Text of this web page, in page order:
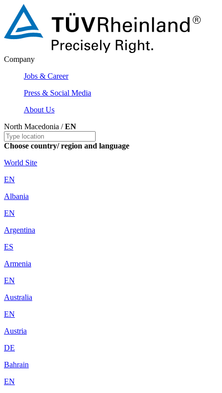
Company
Jobs & Career
Press & Social Media
About Us
North Macedonia /EN
Choose country/ region and language
World Site
EN
Albania
EN
Argentina
ES
Armenia
EN
Australia
EN
Austria
DE
Bahrain
EN